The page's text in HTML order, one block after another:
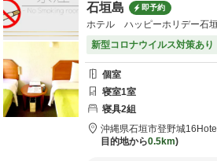
石垣島
即予約
ホテル ハッピーホリデー石
新型コロナウイルス対策あり
個室
寝室1室
寝具2組
沖縄県石垣市登野城16
目的地から0.5km